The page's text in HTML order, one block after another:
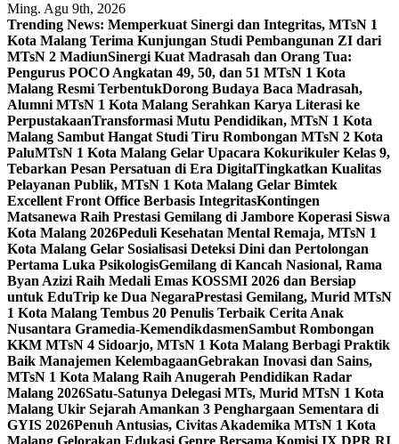
Ming. Agu 9th, 2026
Trending News: Memperkuat Sinergi dan Integritas, MTsN 1
Kota Malang Terima Kunjungan Studi Pembangunan ZI dari
MTsN 2 MadiunSinergi Kuat Madrasah dan Orang Tua:
Pengurus POCO Angkatan 49, 50, dan 51 MTsN 1 Kota
Malang Resmi TerbentukDorong Budaya Baca Madrasah,
Alumni MTsN 1 Kota Malang Serahkan Karya Literasi ke
PerpustakaanTransformasi Mutu Pendidikan, MTsN 1 Kota
Malang Sambut Hangat Studi Tiru Rombongan MTsN 2 Kota
PaluMTsN 1 Kota Malang Gelar Upacara Kokurikuler Kelas 9,
Tebarkan Pesan Persatuan di Era DigitalTingkatkan Kualitas
Pelayanan Publik, MTsN 1 Kota Malang Gelar Bimtek
Excellent Front Office Berbasis IntegritasKontingen
Matsanewa Raih Prestasi Gemilang di Jambore Koperasi Siswa
Kota Malang 2026Peduli Kesehatan Mental Remaja, MTsN 1
Kota Malang Gelar Sosialisasi Deteksi Dini dan Pertolongan
Pertama Luka PsikologisGemilang di Kancah Nasional, Rama
Byan Azizi Raih Medali Emas KOSSMI 2026 dan Bersiap
untuk EduTrip ke Dua NegaraPrestasi Gemilang, Murid MTsN
1 Kota Malang Tembus 20 Penulis Terbaik Cerita Anak
Nusantara Gramedia-KemendikdasmenSambut Rombongan
KKM MTsN 4 Sidoarjo, MTsN 1 Kota Malang Berbagi Praktik
Baik Manajemen KelembagaanGebrakan Inovasi dan Sains,
MTsN 1 Kota Malang Raih Anugerah Pendidikan Radar
Malang 2026Satu-Satunya Delegasi MTs, Murid MTsN 1 Kota
Malang Ukir Sejarah Amankan 3 Penghargaan Sementara di
GYIS 2026Penuh Antusias, Civitas Akademika MTsN 1 Kota
Malang Gelorakan Edukasi Genre Bersama Komisi IX DPR RI